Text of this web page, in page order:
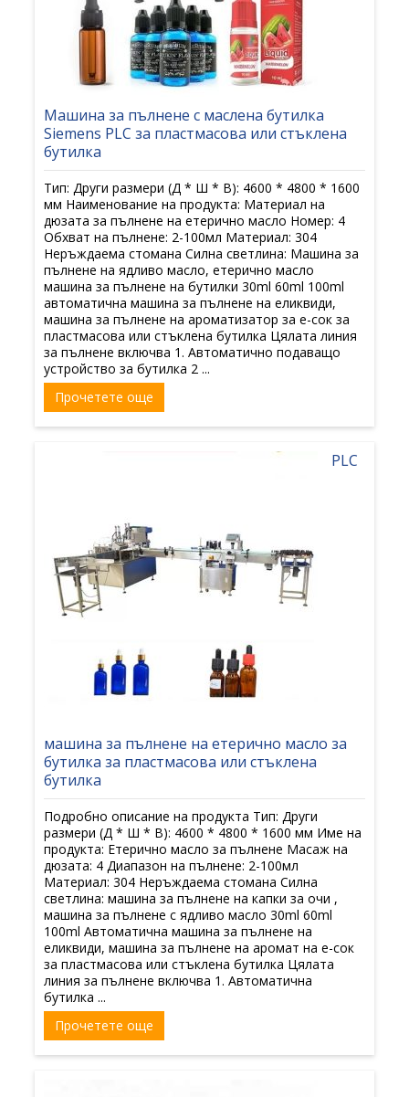
Машина за пълнене с маслена бутилка
Siemens PLC за пластмасова или стъклена
бутилка
Тип: Други размери (Д * Ш * В): 4600 * 4800 * 1600
мм Наименование на продукта: Материал на
дюзата за пълнене на етерично масло Номер: 4
Обхват на пълнене: 2-100мл Материал: 304
Неръждаема стомана Силна светлина: Машина за
пълнене на ядливо масло, етерично масло
машина за пълнене на бутилки 30ml 60ml 100ml
автоматична машина за пълнене на еликвиди,
машина за пълнене на ароматизатор за е-сок за
пластмасова или стъклена бутилка Цялата линия
за пълнене включва 1. Автоматично подаващо
устройство за бутилка 2 ...
Прочетете още
PLC
машина за пълнене на етерично масло за
бутилка за пластмасова или стъклена
бутилка
Подробно описание на продукта Тип: Други
размери (Д * Ш * В): 4600 * 4800 * 1600 мм Име на
продукта: Етерично масло за пълнене Масаж на
дюзата: 4 Диапазон на пълнене: 2-100мл
Материал: 304 Неръждаема стомана Силна
светлина: машина за пълнене на капки за очи ,
машина за пълнене с ядливо масло 30ml 60ml
100ml Автоматична машина за пълнене на
еликвиди, машина за пълнене на аромат на е-сок
за пластмасова или стъклена бутилка Цялата
линия за пълнене включва 1. Автоматична
бутилка ...
Прочетете още